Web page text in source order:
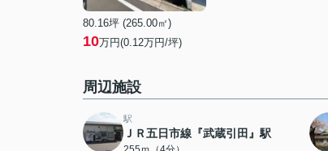
80.16坪 (265.00㎡)
10万円(0.12万円/坪)
周辺施設
駅
ＪＲ五日市線『武蔵引田』駅